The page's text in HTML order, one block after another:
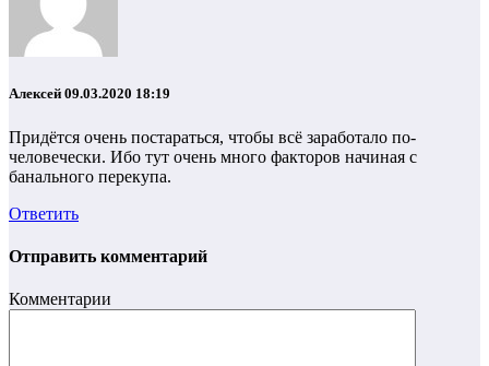
Алексей 09.03.2020 18:19
Придётся очень постараться, чтобы всё заработало по-
человечески. Ибо тут очень много факторов начиная с
банального перекупа.
Ответить
Отправить комментарий
Комментарии